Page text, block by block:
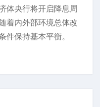
体央行将开启降息周
着内外部环境总体改
件保持基本平衡。